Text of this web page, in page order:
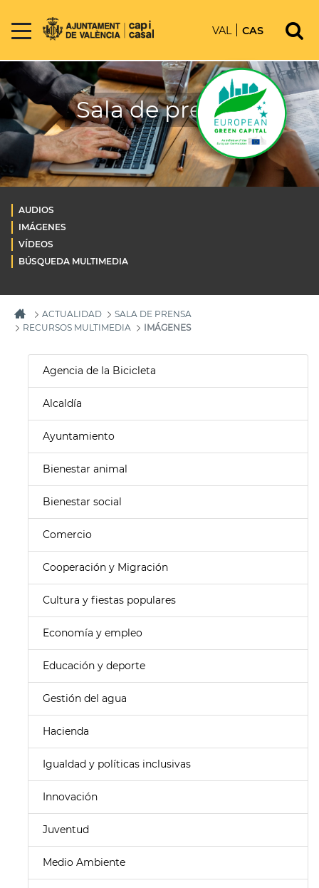
VAL CAS
Sala de prensa
AUDIOS
IMÁGENES
VÍDEOS
BÚSQUEDA MULTIMEDIA
ACTUALIDAD
SALA DE PRENSA
RECURSOS MULTIMEDIA
IMÁGENES
Agencia de la Bicicleta
Alcaldía
Ayuntamiento
Bienestar animal
Bienestar social
Comercio
Cooperación y Migración
Cultura y fiestas populares
Economía y empleo
Educación y deporte
Gestión del agua
Hacienda
Igualdad y políticas inclusivas
Innovación
Juventud
Medio Ambiente